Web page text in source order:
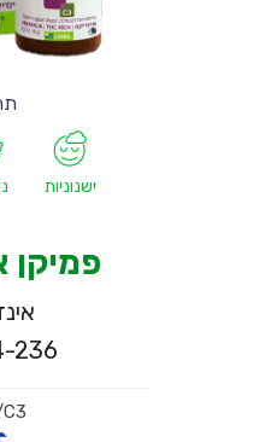
ישנוניות
פמיקן
236 ₪
C3